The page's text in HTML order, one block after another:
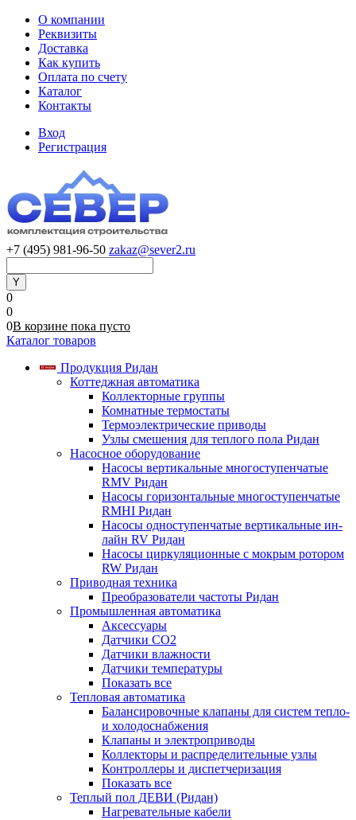
О компании
Реквизиты
Доставка
Как купить
Оплата по счету
Каталог
Контакты
Вход
Регистрация
+7 (495) 981-96-50 zakaz@sever2.ru
0
0
0В корзине пока пусто
Каталог товаров
Продукция Ридан
Коттеджная автоматика
Коллекторные группы
Комнатные термостаты
Термоэлектрические приводы
Узлы смешения для теплого пола Ридан
Насосное оборудование
Насосы вертикальные многоступенчатые
RMV Ридан
Насосы горизонтальные многоступенчатые
RMHI Ридан
Насосы одноступенчатые вертикальные ин-
лайн RV Ридан
Насосы циркуляционные с мокрым ротором
RW Ридан
Приводная техника
Преобразователи частоты Ридан
Промышленная автоматика
Аксессуары
Датчики CO2
Датчики влажности
Датчики температуры
Показать все
Тепловая автоматика
Балансировочные клапаны для систем тепло-
и холодоснабжения
Клапаны и электроприводы
Коллекторы и распределительные узлы
Контроллеры и диспетчеризация
Показать все
Теплый пол ДЕВИ (Ридан)
Нагревательные кабели